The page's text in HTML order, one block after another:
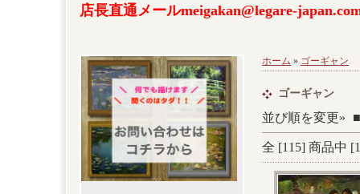
店長直通メールmeigakan@legare-
ホーム » ゴーギャン
ゴーギャン
並び順を変更» ■
全 [115] 商品中 [1